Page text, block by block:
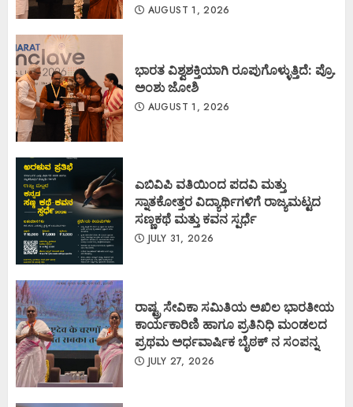
AUGUST 1, 2026
ಭಾರತ ವಿಶ್ವಶಕ್ತಿಯಾಗಿ ರೂಪುಗೊಳ್ಳುತ್ತಿದೆ: ಪ್ರೊ.
ಅಂಶು ಜೋಶಿ
AUGUST 1, 2026
ಎಬಿವಿಪಿ ವತಿಯಿಂದ ಪದವಿ ಮತ್ತು
ಸ್ನಾತಕೋತ್ತರ ವಿದ್ಯಾರ್ಥಿಗಳಿಗೆ ರಾಜ್ಯಮಟ್ಟದ
ಸಣ್ಣಕಥೆ ಮತ್ತು ಕವನ ಸ್ಪರ್ಧೆ
JULY 31, 2026
ರಾಷ್ಟ್ರ ಸೇವಿಕಾ ಸಮಿತಿಯ ಅಖಿಲ ಭಾರತೀಯ
ಕಾರ್ಯಕಾರಿಣಿ ಹಾಗೂ ಪ್ರತಿನಿಧಿ ಮಂಡಲದ
ಪ್ರಥಮ ಅರ್ಧವಾರ್ಷಿಕ ಬೈಠಕ್ ನ ಸಂಪನ್ನ
JULY 27, 2026